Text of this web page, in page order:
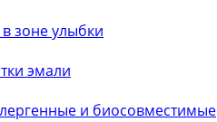
зоне улыбки
эмали
и биосовместимые